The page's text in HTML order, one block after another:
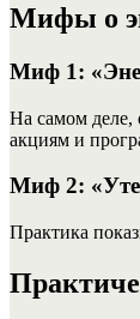
Мифы о
Миф 1:
На самом деле,
акциям и
Миф 2:
Практика